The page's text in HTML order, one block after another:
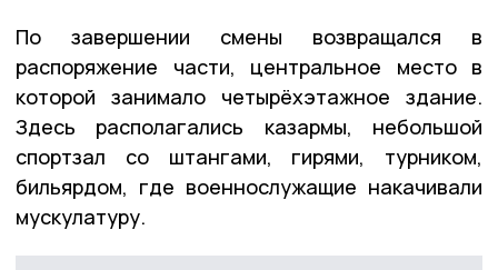
По завершении смены возвращался в
распоряжение части, центральное место в
которой занимало четырёхэтажное здание.
Здесь располагались казармы, небольшой
спортзал со штангами, гирями, турником,
бильярдом, где военнослужащие накачивали
мускулатуру.